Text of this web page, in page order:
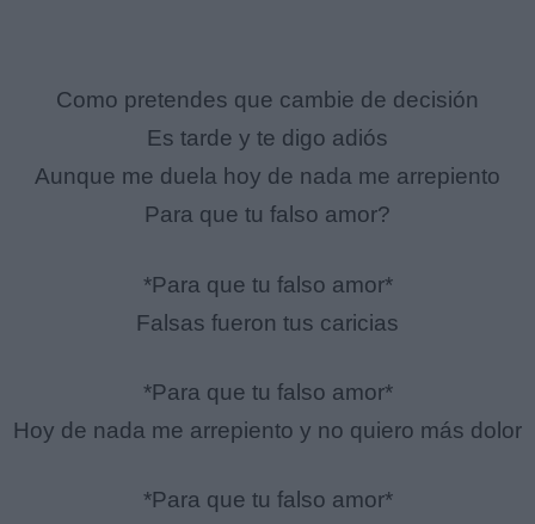
Como pretendes que cambie de decisión
Es tarde y te digo adiós
Aunque me duela hoy de nada me arrepiento
Para que tu falso amor?
*Para que tu falso amor*
Falsas fueron tus caricias
*Para que tu falso amor*
Hoy de nada me arrepiento y no quiero más dolor
*Para que tu falso amor*